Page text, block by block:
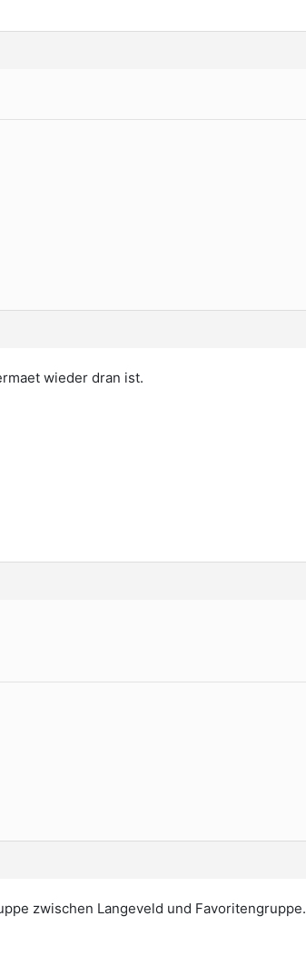
wieder dran ist.
zwischen Langeveld und Favoritengruppe.